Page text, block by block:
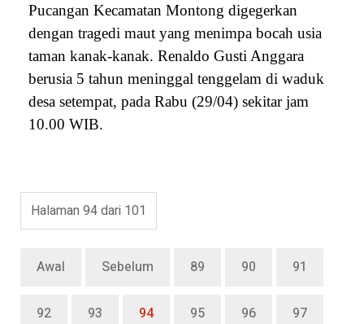
Pucangan Kecamatan Montong digegerkan
dengan tragedi maut yang menimpa bocah usia
taman kanak-kanak. Renaldo Gusti Anggara
berusia 5 tahun meninggal tenggelam di waduk
desa setempat, pada Rabu (29/04) sekitar jam
10.00 WIB.
Halaman 94 dari 101
Awal Sebelum 89 90 91
92 93 94 95 96 97